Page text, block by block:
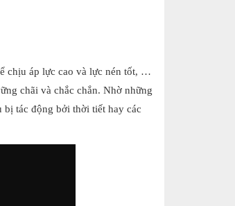
chịu áp lực cao và lực nén tốt, …
chãi và chắc chắn. Nhờ những
bị tác động bởi thời tiết hay các